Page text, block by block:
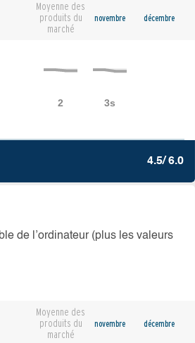
Moyenne des
produits du
marché
novembre décembre
4.5/ 6.0
de l’ordinateur (plus les valeurs
Moyenne des
produits du
marché
novembre décembre